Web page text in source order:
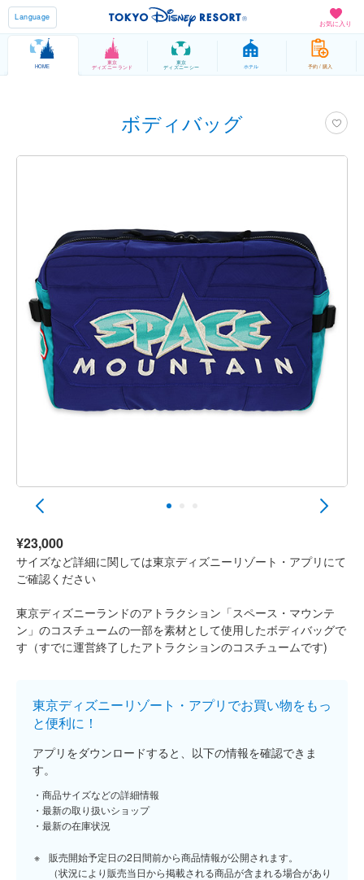
お気に入り
Language
HOME
東京
ディズニーランド
東京
ディズニーシー ホテル 予約 / 購入
ボディバッグ
¥23,000
サイズなど詳細に関しては東京ディズニーリゾート・アプリにて
ご確認ください
東京ディズニーランドのアトラクション「スペース・マウンテ
ン」のコスチュームの一部を素材として使用したボディバッグで
す（すでに運営終了したアトラクションのコスチュームです)
東京ディズニーリゾート・アプリでお買い物をもっ
と便利に！
アプリをダウンロードすると、以下の情報を確認できま
す。
商品サイズなどの詳細情報
最新の取り扱いショップ
最新の在庫状況
販売開始予定日の2日間前から商品情報が公開されます。
（状況により販売当日から掲載される商品が含まれる場合があり